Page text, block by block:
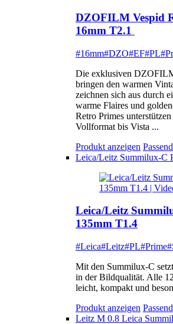
DZOFILM Vespid
16mm T2.1
#16mm#DZO#EF#PL
Die exklusiven
bringen den warmen
zeichnen sich aus durch
warme Flaires und
Retro Primes
Vollformat bis Vista ...
Produkt anzeigen
Leica/Leitz Summilux-C
Leica/Leitz
135mm T1.4
#Leica#Leitz#PL#Prime
Mit den Summilux-C
in der Bildqualität. Alle
leicht, kompakt und
Produkt anzeigen
Leitz M 0.8 Leica